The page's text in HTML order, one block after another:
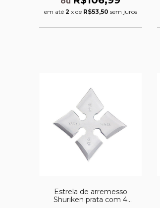
em até 2 x de R$53,50 sem juros
Estrela de arremesso
Shuriken prata com 4